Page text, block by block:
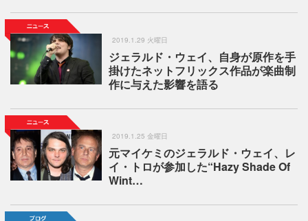
2019.1.29 火曜日
ジェラルド・ウェイ、自身が原作を手
掛けたネットフリックス作品が楽曲制
作に与えた影響を語る
2019.1.25 金曜日
元マイケミのジェラルド・ウェイ、レ
イ・トロが参加した“Hazy Shade Of
Wint…